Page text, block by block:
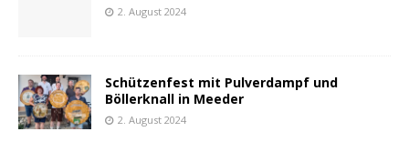
2. August 2024
Schützenfest mit Pulverdampf und
Böllerknall in Meeder
2. August 2024